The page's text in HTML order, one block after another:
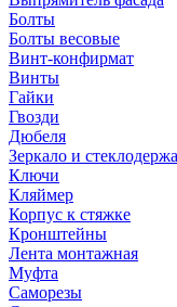
Болты
Болты весовые
Винт-конфирмат
Винты
Гайки
Гвозди
Дюбеля
Зеркало и
Ключи
Кляймер
Корпус к стяжке
Кронштейны
Лента монтажная
Муфта
Саморезы